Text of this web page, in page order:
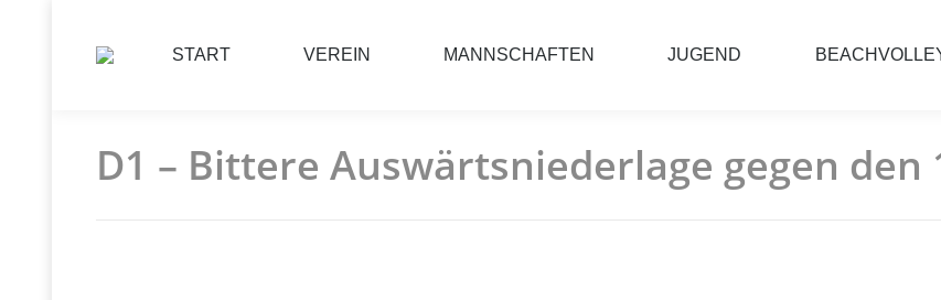
START VEREIN MANNSCHAFTEN JUGEND
D1 – Bittere Auswärtsniederlage gegen den